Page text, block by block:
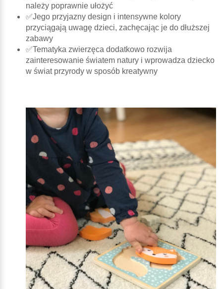
należy poprawnie ułożyć
✅Jego przyjazny design i intensywne kolory
przyciągają uwagę dzieci, zachęcając je do dłuższej
zabawy
✅Tematyka zwierzęca dodatkowo rozwija
zainteresowanie światem natury i wprowadza dziecko
w świat przyrody w sposób kreatywny